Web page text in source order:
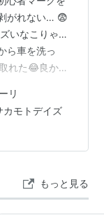
がれない… 😨
いなこりゃ…
ら車を洗っ
れた😂良かっ
れだ。 でも
は夫も休みだ
らずっと家
時過ぎな
リ
カモトデイズ
もっと見る